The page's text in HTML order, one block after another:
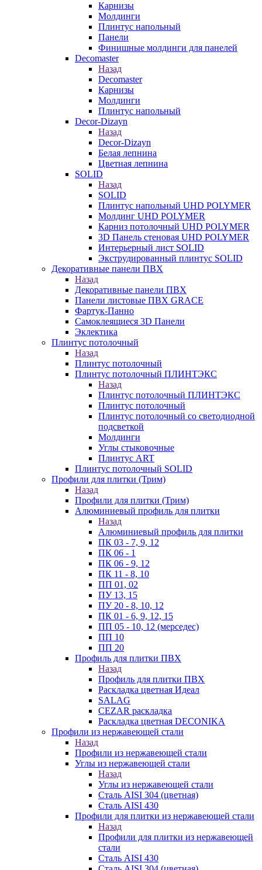
Карнизы
Молдинги
Плинтус напольный
Панели
Финишные молдинги для панелей
Decomaster
Назад
Decomaster
Карнизы
Молдинги
Плинтус напольный
Decor-Dizayn
Назад
Decor-Dizayn
Белая лепнина
Цветная лепнина
SOLID
Назад
SOLID
Плинтус напольный UHD POLYMER
Молдинг UHD POLYMER
Карниз потолочный UHD POLYMER
3D Панель стеновая UHD POLYMER
Интерьерный лист SOLID
Экструдированный плинтус SOLID
Декоративные панели ПВХ
Назад
Декоративные панели ПВХ
Панели листовые ПВХ GRACE
Фартук-Панно
Самоклеящиеся 3D Панели
Эклектика
Плинтус потолочный
Назад
Плинтус потолочный
Плинтус потолочный ПЛИНТЭКС
Назад
Плинтус потолочный ПЛИНТЭКС
Плинтус потолочный
Плинтус потолочный со светодиодной
подсветкой
Молдинги
Углы стыковочные
Плинтус ART
Плинтус потолочный SOLID
Профили для плитки (Трим)
Назад
Профили для плитки (Трим)
Алюминиевый профиль для плитки
Назад
Алюминиевый профиль для плитки
ПК 03 - 7, 9, 12
ПК 06 - 1
ПК 06 - 9, 12
ПК 11 - 8, 10
ПП 01, 02
ПУ 13, 15
ПУ 20 - 8, 10, 12
ПК 01 - 6, 9, 12, 15
ПП 05 - 10, 12 (мерседес)
ПП 10
ПП 20
Профиль для плитки ПВХ
Назад
Профиль для плитки ПВХ
Раскладка цветная Идеал
SALAG
CEZAR раскладка
Раскладка цветная DECONIKA
Профили из нержавеющей стали
Назад
Профили из нержавеющей стали
Углы из нержавеющей стали
Назад
Углы из нержавеющей стали
Сталь AISI 304 (цветная)
Сталь AISI 430
Профили для плитки из нержавеющей стали
Назад
Профили для плитки из нержавеющей
стали
Сталь AISI 430